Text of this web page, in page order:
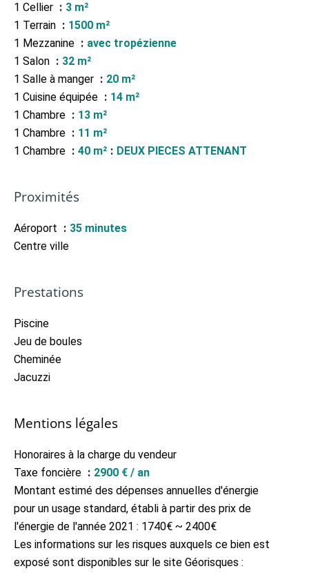
1 Cellier
3 m²
1 Terrain
1500 m²
1 Mezzanine
avec tropézienne
1 Salon
32 m²
1 Salle à manger
20 m²
1 Cuisine équipée
14 m²
1 Chambre
13 m²
1 Chambre
11 m²
1 Chambre
40 m² DEUX PIECES ATTENANT
Proximités
Aéroport
35 minutes
Centre ville
Prestations
Piscine
Jeu de boules
Cheminée
Jacuzzi
Mentions légales
Honoraires à la charge du vendeur
Taxe foncière
2900 € / an
Montant estimé des dépenses annuelles d'énergie
pour un usage standard, établi à partir des prix de
l'énergie de l'année 2021 : 1740€ ~ 2400€
Les informations sur les risques auxquels ce bien est
exposé sont disponibles sur le site Géorisques :